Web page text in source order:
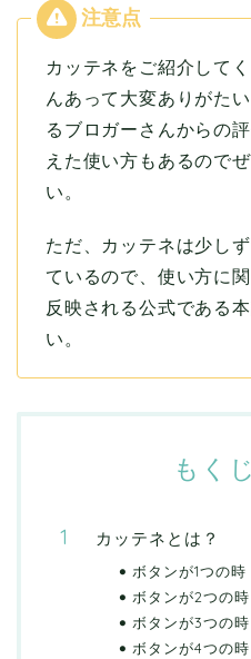
カッテネをご紹介して
んあって大変ありがた
るブロガーさんからの
えた使い方もあるので
い。
ただ、カッテネは少し
ているので、使い方に
反映される公式である
い。
もくじ
カッテネとは？
ボタンが1つの時
ボタンが2つの時
ボタンが3つの時
ボタンが4つの時